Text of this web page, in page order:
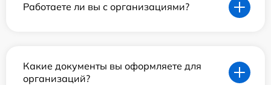
Работаете ли вы с организациями?
Какие документы вы оформляете для
организаций?